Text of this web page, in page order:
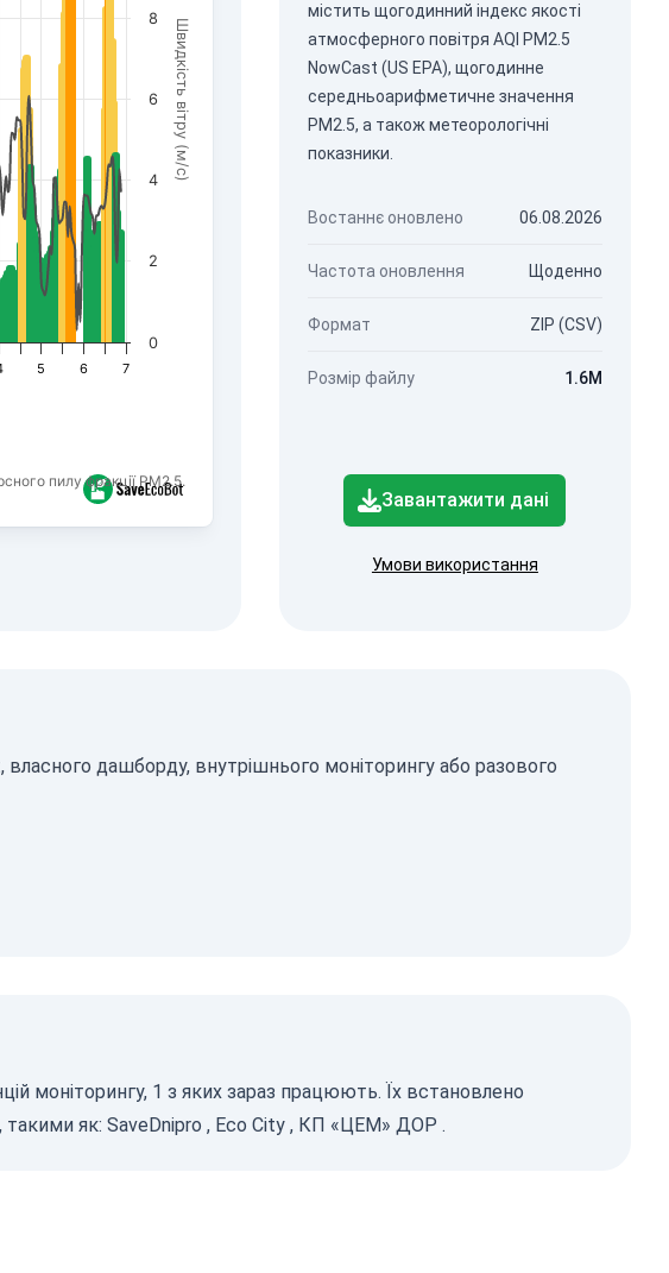
пилу фракції PM2.5.
Швидкість вітру (м/с)
5 6 7
0
2
4
6
8
містить щогодинний індекс якості
атмосферного повітря AQI PM2.5
NowCast (US EPA), щогодинне
середньоарифметичне значення
PM2.5, а також метеорологічні
показники.
Востаннє оновлено 06.08.2026
Частота оновлення Щоденно
Формат ZIP (CSV)
Розмір файлу 1.6M
Завантажити дані
Умови використання
дашборду, внутрішнього моніторингу або разового
моніторингу, 1 з яких зараз працюють. Їх встановлено
такими як: SaveDnipro , Eco City , КП «ЦЕМ» ДОР .